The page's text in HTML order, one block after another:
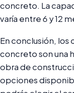
concreto. La
varía entre 6 y 12
En conclusión,
concreto son una
obra de
opciones